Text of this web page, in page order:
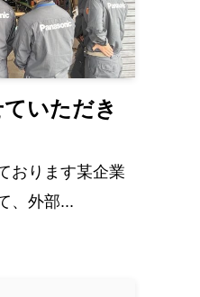
いただき
おります某企業
、外部...